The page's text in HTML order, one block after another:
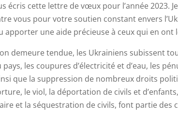
écris cette lettre de vœux pour l’année 2023.
vous pour votre soutien constant envers
apporter une aide précieuse à ceux qui en ont
demeure tendue, les Ukrainiens subissent
les coupures d’électricité et d’eau, les
que la suppression de nombreux droits
le viol, la déportation de civils et
et la séquestration de civils, font partie des